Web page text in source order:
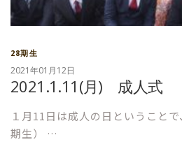
28期生
2021年01月12日
2021.1.11(月) 成人式
１月11日は成人の日ということ
期生） …